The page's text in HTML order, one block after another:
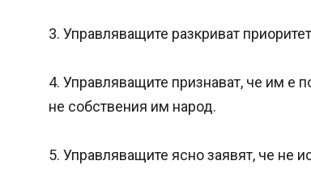
3. Управляващите разкриват
4. Управляващите признават, че им е
не собствения им народ.
5. Управляващите ясно заявят, че не